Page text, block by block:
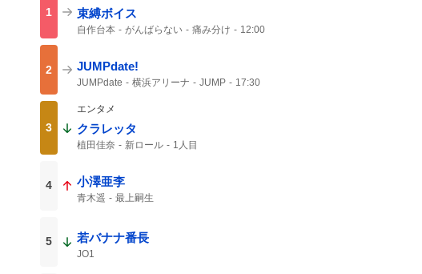
1 束縛ボイス
自作台本 がんばらない 痛み分け
12:00
2 JUMPdate!
JUMPdate 横浜アリーナ JUMP 17:30
3
エンタメ
クラレッタ
植田佳奈 新ロール 1人目
4 小澤亜李
青木遥 最上嗣生
5 若バナナ番長
JO1